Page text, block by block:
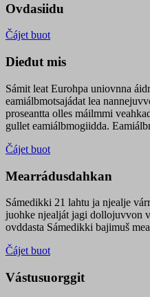
Ovdasiidu
Čájet buot
Dieđut mis
Sámit leat Eurohpa uniovnna
eamiálbmotsajádat lea
proseantta olles máilmmi
gullet eamiálbmogiidda.
Čájet buot
Mearrádusdahkan
Sámedikki 21 lahtu ja njealje
juohke njealját jagi dollojuvvon
ovddasta Sámedikki bajimuš
Čájet buot
Vástusuorggit